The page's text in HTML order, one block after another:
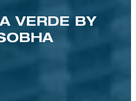
VERDE BY